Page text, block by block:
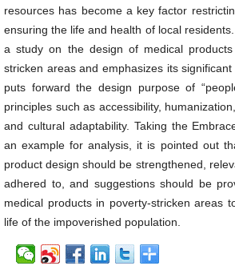
resources has become a key factor
ensuring the life and health of local
a study on the design of medical
stricken areas and emphasizes its
puts forward the design purpose of
principles such as accessibility,
and cultural adaptability. Taking the
an example for analysis, it is pointed out
product design should be strengthened,
adhered to, and suggestions should be
medical products in poverty-stricken areas
life of the impoverished population.